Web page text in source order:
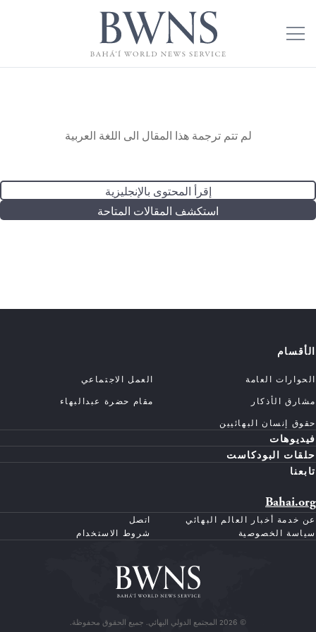
لم تتم ترجمة هذا المقال الى اللغة العربية
إقرأ المحتوى بالإنجليزية
استكشف المقالات المتاحة
الأقسام
الحوارات العامة
العمل الاجتماعي
مشارق الأذكار
مقام حضرة عبدالبهاء
حقوق إنسان البهائيين
فيديوهات
حلقات البودكاست
تابعنا
Bahai.org
عن خدمة أخبار العالم البهائي
اتصل
سياسة الخصوصية
شروط الاستخدام
© 2026 المجتمع الدولي البهائي. جميع الحقوق محفوظة.